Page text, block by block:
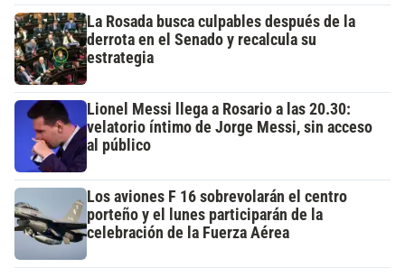
La Rosada busca culpables después de la
derrota en el Senado y recalcula su
estrategia
Lionel Messi llega a Rosario a las 20.30:
velatorio íntimo de Jorge Messi, sin acceso
al público
Los aviones F 16 sobrevolarán el centro
porteño y el lunes participarán de la
celebración de la Fuerza Aérea